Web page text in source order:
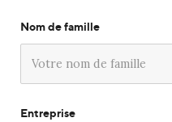
Nom de famille
Entreprise